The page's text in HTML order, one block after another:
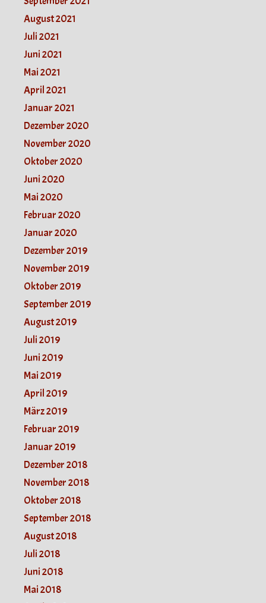
August 2021
Juli 2021
Juni 2021
Mai 2021
April 2021
Januar 2021
Dezember 2020
November 2020
Oktober 2020
Juni 2020
Mai 2020
Februar 2020
Januar 2020
Dezember 2019
November 2019
Oktober 2019
September 2019
August 2019
Juli 2019
Juni 2019
Mai 2019
April 2019
März 2019
Februar 2019
Januar 2019
Dezember 2018
November 2018
Oktober 2018
September 2018
August 2018
Juli 2018
Juni 2018
Mai 2018